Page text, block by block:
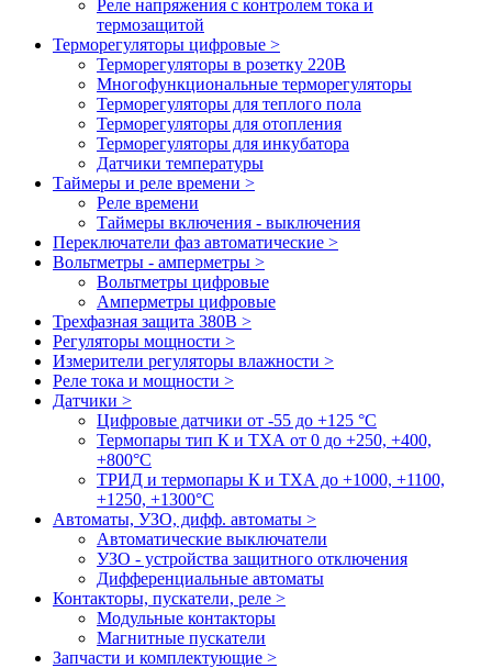
Реле напряжения с контролем тока и
термозащитой
Терморегуляторы цифровые >
Терморегуляторы в розетку 220В
Многофункциональные терморегуляторы
Терморегуляторы для теплого пола
Терморегуляторы для отопления
Терморегуляторы для инкубатора
Датчики температуры
Таймеры и реле времени >
Реле времени
Таймеры включения - выключения
Переключатели фаз автоматические >
Вольтметры - амперметры >
Вольтметры цифровые
Амперметры цифровые
Трехфазная защита 380В >
Регуляторы мощности >
Измерители регуляторы влажности >
Реле тока и мощности >
Датчики >
Цифровые датчики от -55 до +125 °С
Термопары тип К и ТХА от 0 до +250, +400,
+800°C
ТРИД и термопары К и ТХА до +1000, +1100,
+1250, +1300°C
Автоматы, УЗО, дифф. автоматы >
Автоматические выключатели
УЗО - устройства защитного отключения
Дифференциальные автоматы
Контакторы, пускатели, реле >
Модульные контакторы
Магнитные пускатели
Запчасти и комплектующие >